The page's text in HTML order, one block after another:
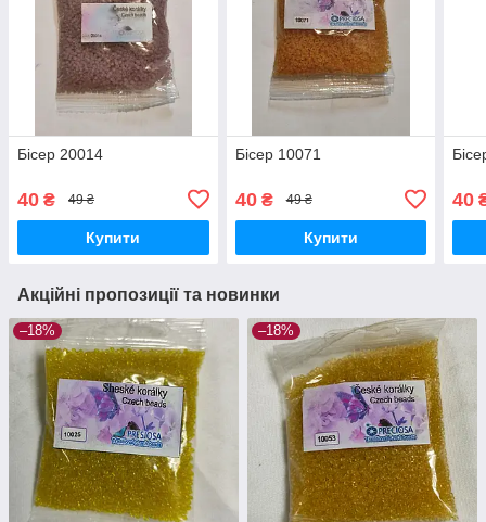
Бісер 20014
40 ₴ 49 ₴
Купити
Бісер 10071
40₴ 49 ₴
Купити
40
Акційні пропозиції та новинки
–18% –18%